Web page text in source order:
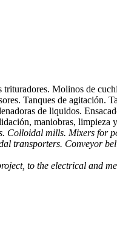
Molinos de
Tanques de agitación.
de liquidos.
maniobras, limpieza
Colloidal mills. Mixers for
transporters. Conveyor
to the electrical and